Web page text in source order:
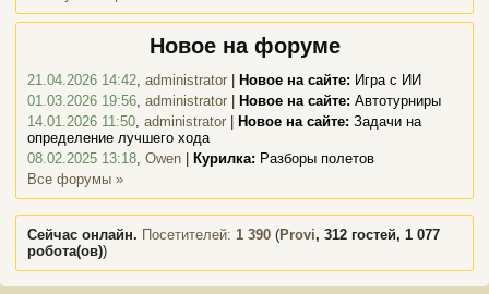
Новое на форуме
21.04.2026 14:42, administrator Новое на сайте: Игра с ИИ
01.03.2026 19:56, administrator Новое на сайте: Автотурниры
14.01.2026 11:50, administrator Новое на сайте: Задачи на
определение лучшего хода
08.02.2025 13:18, Owen Курилка: Разборы полетов
Все форумы »
Сейчас онлайн. Посетителей: 1 390 (Provi, 312 гостей, 1 077
робота(ов))